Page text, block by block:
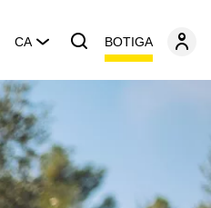
CA BOTIGA